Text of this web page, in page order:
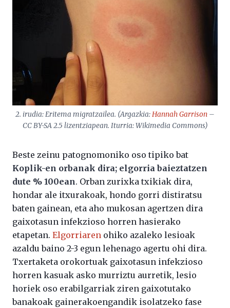
2. irudia: Eritema migratzailea. (Argazkia:Hannah Garrison –
CC BY-SA 2.5 lizentziapean. Iturria: Wikimedia Commons)
Beste zeinu patognomoniko oso tipiko bat
Koplik-en orbanak dira; elgorria baieztatzen
dute % 100ean. Orban zurixka txikiak dira,
hondar ale itxurakoak, hondo gorri distiratsu
baten gainean, eta aho mukosan agertzen dira
gaixotasun infekzioso horren hasierako
etapetan. Elgorriaren ohiko azaleko lesioak
azaldu baino 2-3 egun lehenago agertu ohi dira.
Txertaketa orokortuak gaixotasun infekzioso
horren kasuak asko murriztu aurretik, lesio
horiek oso erabilgarriak ziren gaixotutako
banakoak gainerakoengandik isolatzeko fase